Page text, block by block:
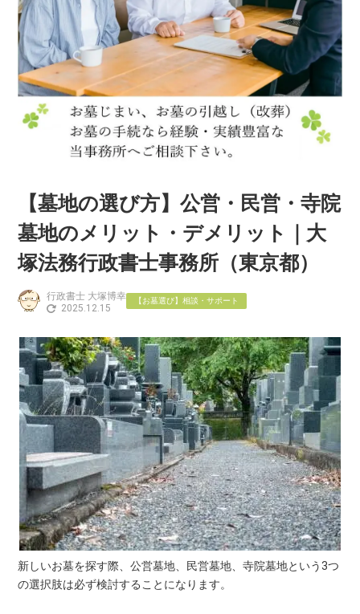
【墓地の選び方】公営・民営・寺院
墓地のメリット・デメリット｜大
塚法務行政書士事務所（東京都）
行政書士 大塚博幸
2025.12.15
【お墓選び】相談・サポート
新しいお墓を探す際、公営墓地、民営墓地、寺院墓地という3つ
の選択肢は必ず検討することになります。